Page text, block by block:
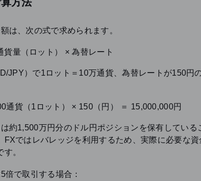
は、次の式で求められます。
貨量（ロット） × 為替レート
JPY）で1ロット＝10万通貨、為替レートが150円
通貨（1ロット） × 150（円） ＝ 15,000,000円
約1,500万円分のドル円ポジションを保有している
FXではレバレッジを利用するため、実際に必要な資
。
倍で取引する場合：